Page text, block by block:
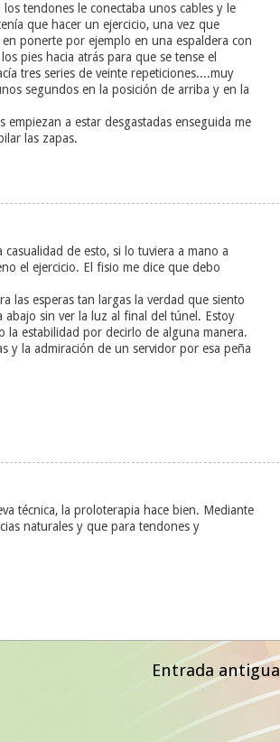
tendones le conectaba unos cables y le
que hacer un ejercicio, una vez que
ponerte por ejemplo en una espaldera con
pies hacia atrás para que se tense el
tres series de veinte repeticiones....muy
segundos en la posición de arriba y en la
a estar desgastadas enseguida me
las zapas.
de esto, si lo tuviera a mano a
el ejercicio. El fisio me dice que debo
las esperas tan largas la verdad que siento
sin ver la luz al final del túnel. Estoy
la estabilidad por decirlo de alguna manera.
y la admiración de un servidor por esa peña
técnica, la proloterapia hace bien. Mediante
naturales y que para tendones y
Entrada antigua